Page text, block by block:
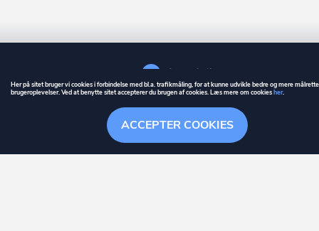
Søgehistorik Menu
GUIDE BETINGELSER
er et registreret varemærke tilhørende ownr ApS – CVR nr.: 36 40 88
Stationsparken 26. 2., 2600 Glostrup, info@ownr.dk
ACCEPTER COOKIES
Her på sitet bruger vi cookies i forbindelse med bl.a. trafikmåling, for at kunne udvikle bedre og mere
brugeroplevelser. Ved at benytte sitet accepterer du brugen af cookies. Læs mere om cookiesher.